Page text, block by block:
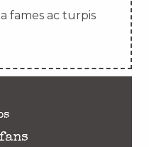
fames ac turpis